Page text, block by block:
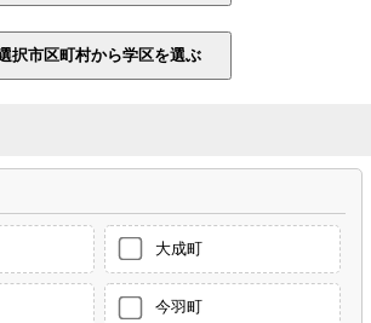
大成町
今羽町